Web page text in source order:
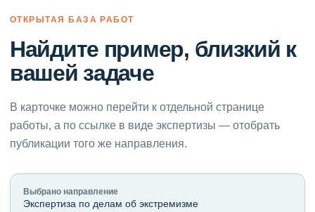
ОТКРЫТАЯ БАЗА РАБОТ
Найдите пример, близкий к
вашей задаче
В карточке можно перейти к отдельной странице
работы, а по ссылке в виде экспертизы — отобрать
публикации того же направления.
Выбрано направление
Экспертиза по делам об экстремизме